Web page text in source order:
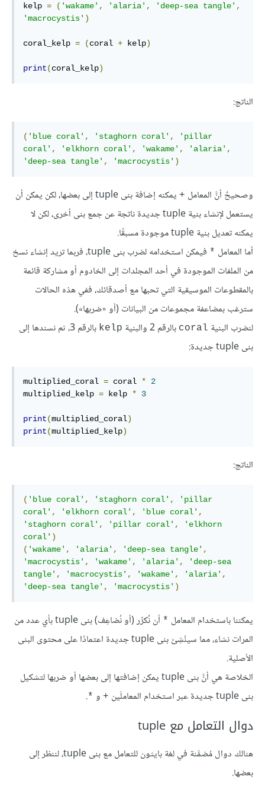
kelp = ( 'wakame' , 'alaria' , 'deep-sea tangle' ,
'macrocystis' )
coral_kelp = (coral + kelp)
print(coral_kelp)
الناتج:
( 'blue coral' , 'staghorn coral' ,
'pillar
coral' , 'elkhorn coral' , 'wakame' , 'alaria' ,
'deep-sea tangle' , 'macrocystis' )
وصحيحٌ أنَّ المعامل +
يمكنه إضافة بنى tuple إلى بعضها، لكن يمكن أن
يستعمل لإنشاء بنية tuple جديدة ناتجة عن جمع بنى أخرى، لكن لا
يمكنه تعديل بنية tuple موجودة مسبقًا.
أما المعامل *
فيمكن استخدامه لضرب بنى tuple، فربما تريد إنشاء نسخ
من الملفات الموجودة في أحد المجلدات إلى الخادوم أو مشاركة قائمة
بالمقطوعات الموسيقية التي تحبها مع أصدقائك، ففي هذه الحالات
سترغب بمضاعفة مجموعات من البيانات (أو «ضربها»).
لنضرب البنية coral بالرقم 2 والبنية kelp
بالرقم 3، ثم نسندها إلى
بنى tuple جديدة:
multiplied_coral = coral *
2
multiplied_kelp = kelp * 3
print(multiplied_coral)
print(multiplied_kelp)
الناتج:
( 'blue coral' , 'staghorn coral' ,
'pillar
coral' , 'elkhorn coral' , 'blue coral' ,
'staghorn coral' , 'pillar coral' ,
'elkhorn
coral' )
( 'wakame' , 'alaria' , 'deep-sea tangle' ,
'macrocystis' , 'wakame' , 'alaria' ,
'deep-sea
tangle' , 'macrocystis' , 'wakame' , 'alaria' ,
'deep-sea tangle' , 'macrocystis' )
يمكننا باستخدام المعامل *
أن نُكرِّر (أو نُضاعِف) بنى tuple بأي عدد من
المرات نشاء، مما سينُشِئ بنى tuple جديدة اعتمادًا على محتوى البنى
الأصلية.
الخلاصة هي أنَّ بنى tuple يمكن إضافتها إلى بعضها أو ضربها لتشكيل
بنى tuple جديدة عبر استخدام المعاملَين
+ و *
.
دوال التعامل مع tuple
هنالك دوال مُضمَّنة في لغة بايثون للتعامل مع بنى tuple، لننظر إلى
بعضها.